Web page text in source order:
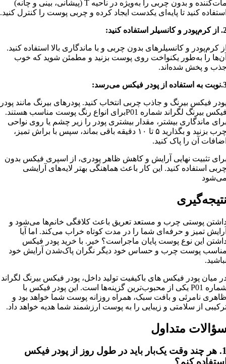
مات‌کننده و بدون چربی را به‌ویژه در ناحیه T (پیشانی، بینی و چانه)
کنید تا پایه‌ای یکدست ایجاد کرده و چربی پوست را کنترل کنید.
استفاده کنید:
کرم‌پودر و کانسیلرهای بدون چربی و با ماندگاری بالا استفاده کنید.
را به‌طور یکنواخت روی پوست بزنید و مطمئن شوید که خوب
و پخش شده‌اند.
فیکس می‌رسد:
فیکس بیرنگ و جاذب چربی انتخاب کنید. پودرهای بیرنگ مانند پودر
فیکس بیرنگ لگراند شماره P01برای انواع رنگ پوست مناسب هستند.
ماندگاری بیشتر، مقدار بیشتری پودر را زیر چشم یا روی نواحی
چرب بزنید و بگذارید ۵ تا ۱۰ دقیقه باقی بماند، سپس با براش تمیز،
آن را پاک کنید.
تثبیت نهایی آرایش و کاهش ظاهر پودری، از اسپری فیکس بدون
استفاده کنید. این کار باعث هماهنگی بهتر لایه‌های آرایشی
پوستی چرب و مستعد تعریق باعث کلافگی خانم‌ها می‌شود و
تمیز و حرفه‌ای شما را در مدت کوتاه خراب می‌کند. اما آیا
این نوع پوست پایان ماجراست؟ خیر. با خرید پودر فیکس
پوست چرب و حساس خود دیگر نگران پاک‌شدن آرایش خود
میان پودر فیکس های باکیفیت تولید داخل، پودر فیکس بیرنگ لگراند
شماره P01 یکی از محبوب‌ترین گزینه‌ها است. این پودر فیکس با
نامرئی و بافت سبک، همراه روزانه پوست شما خواهد بود و
از سلامتی و زیبایی را به پوست ارزشمند شما هدیه خواهد داد.
متداول
1. هر چند وقت یک‌بار باید در طول روز از پودر فیکس